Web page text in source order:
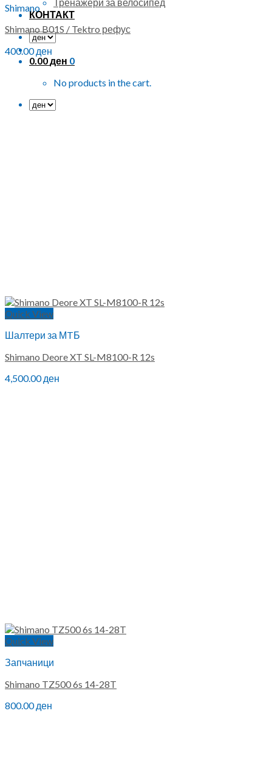
КОНТАКТ
0.00 ден 0
No products in the cart.
Shimano
Shimano B01S / Tektro рефус
400.00ден
Quick View
Шалтери за МTБ
Shimano Deore XT SL-M8100-R 12s
4,500.00ден
Quick View
Запчаници
Shimano TZ500 6s 14-28T
800.00ден